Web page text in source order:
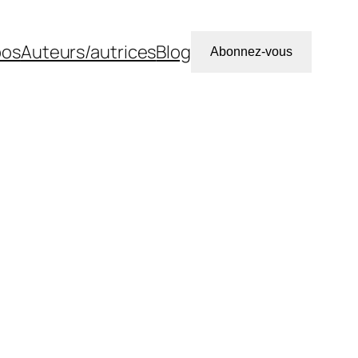
Auteurs/autricesBlog Abonnez-vous